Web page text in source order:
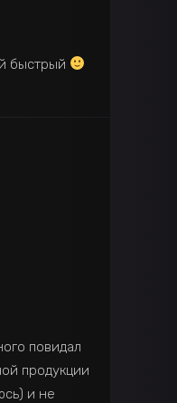
быстрый
повидал
продукции
и не